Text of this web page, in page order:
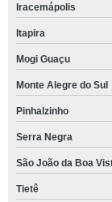
Iracemápolis
Itapira
Mogi Guaçu
Monte Alegre do Sul
Pinhalzinho
Serra Negra
São João da Boa
Tietê